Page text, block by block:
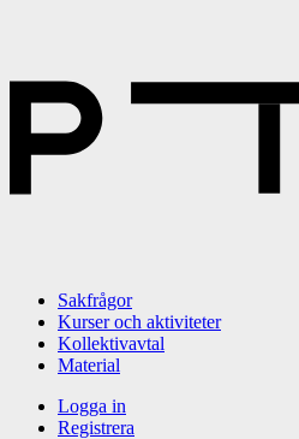
Sakfrågor
Kurser och aktiviteter
Kollektivavtal
Material
Logga in
Registrera